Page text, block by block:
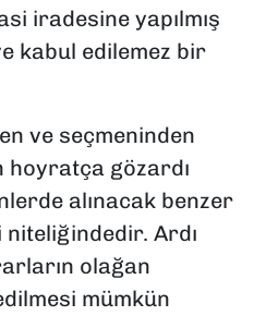
iradesine yapılmış
kabul edilemez bir
ve seçmeninden
hoyratça gözardı
alınacak benzer
Ardı
olağan
mümkün